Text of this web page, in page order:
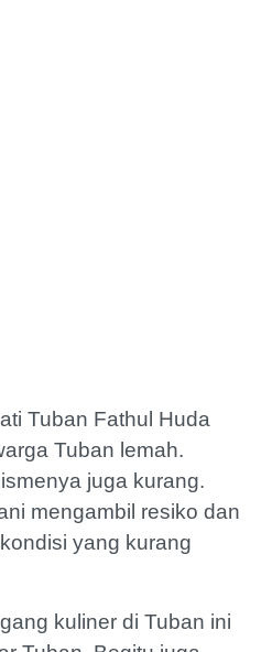
Tuban Fathul Huda
Tuban lemah.
juga kurang.
mengambil resiko dan
yang kurang
kuliner di Tuban ini